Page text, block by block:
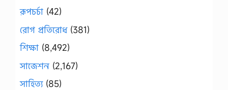
রূপচর্চা (42)
রোগ প্রতিরোধ(381)
শিক্ষা (8,492)
সাজেশন (2,167)
সাহিত্য(85)